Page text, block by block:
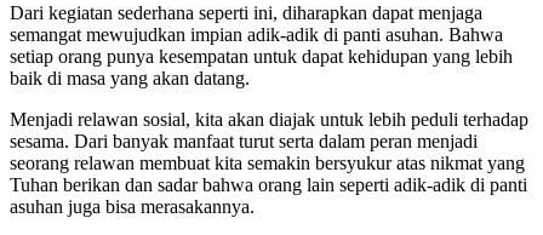
Dari kegiatan sederhana seperti ini, diharapkan dapat menjaga
semangat mewujudkan impian adik-adik di panti asuhan. Bahwa
setiap orang punya kesempatan untuk dapat kehidupan yang lebih
baik di masa yang akan datang.
Menjadi relawan sosial, kita akan diajak untuk lebih peduli terhadap
sesama. Dari banyak manfaat turut serta dalam peran menjadi
seorang relawan membuat kita semakin bersyukur atas nikmat yang
Tuhan berikan dan sadar bahwa orang lain seperti adik-adik di panti
asuhan juga bisa merasakannya.